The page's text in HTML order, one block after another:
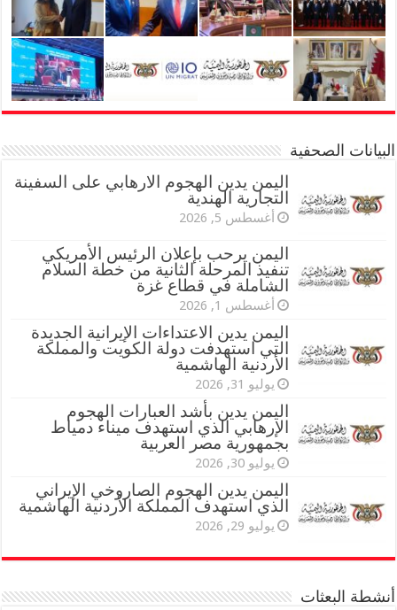
البيانات الصحفية
اليمن يدين الهجوم الارهابي على السفينة
التجارية الهندية
أغسطس 5, 2026
اليمن يرحب بإعلان الرئيس الأمريكي
تنفيذ المرحلة الثانية من خطة السلام
الشاملة في قطاع غزة
أغسطس 1, 2026
اليمن يدين الاعتداءات الإيرانية الجديدة
التي استهدفت دولة الكويت والمملكة
الأردنية الهاشمية
يوليو 31, 2026
اليمن يدين بأشد العبارات الهجوم
الإرهابي الذي استهدف ميناء دمياط
بجمهورية مصر العربية
يوليو 30, 2026
اليمن يدين الهجوم الصاروخي الإيراني
الذي استهدف المملكة الأردنية الهاشمية
يوليو 29, 2026
أنشطة البعثات